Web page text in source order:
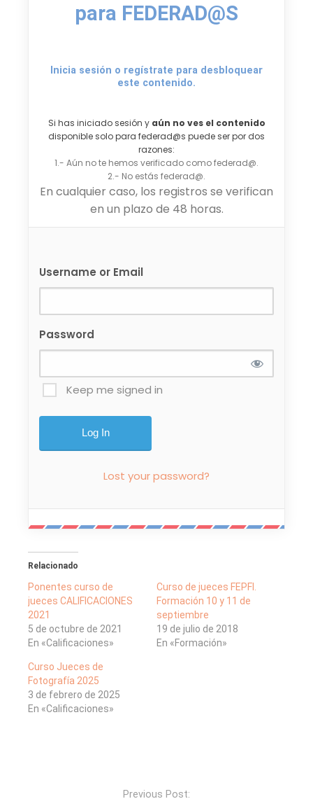
para FEDERAD@S
Inicia sesión o regístrate para desbloquear
este contenido.
Si has iniciado sesión yaún no ves el contenido
disponible solo para federad@s puede ser por dos
razones:
1.- Aún no te hemos verificado como federad@.
2.- No estás federad@.
En cualquier caso, los registros se verifican
en un plazo de 48 horas.
Username or Email
Password
Keep me signed in
Lost your password?
Relacionado
Ponentes curso de
jueces CALIFICACIONES
2021
5 de octubre de 2021
En «Calificaciones»
Curso de jueces FEPFI.
Formación 10 y 11 de
septiembre
19 de julio de 2018
En «Formación»
Curso Jueces de
Fotografía 2025
3 de febrero de 2025
En «Calificaciones»
Previous Post: